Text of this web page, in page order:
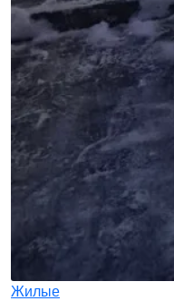
Жилые